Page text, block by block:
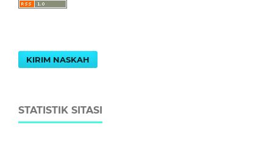
KIRIM NASKAH
STATISTIK SITASI